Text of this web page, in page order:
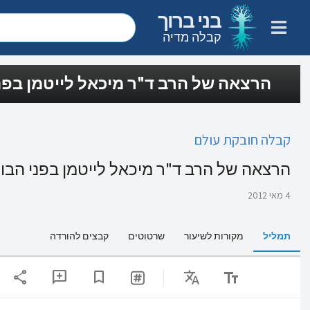
בני ברוך
קבלה מדיה
הרצאה של הרב ד"ר מיכאל לייטמן
קבלה חובקת עולם
הרצאה של הרב ד"ר מיכאל לייטמן בפני
4 מאי 2012
תמליל מקורות לשיעור שרטוטים קבצים להורדה
text_fields
Translate
bookmark
add_comment
share